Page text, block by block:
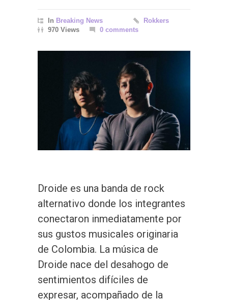
In Breaking News
Rokkers
970 Views
0 comments
Droide es una banda de rock
alternativo donde los integrantes
conectaron inmediatamente por
sus gustos musicales originaria
de Colombia. La música de
Droide nace del desahogo de
sentimientos difíciles de
expresar, acompañado de la